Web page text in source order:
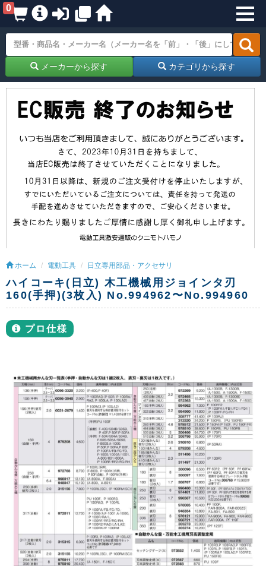
0
メーカーから探す カテゴリから探す
ホーム 電動工具 日立専用部品・アクセサリ
ハイコーキ(日立) 木工機械用ジョインタ刃
160(手押)(3枚入) No.994962〜No.994960
プロ仕様